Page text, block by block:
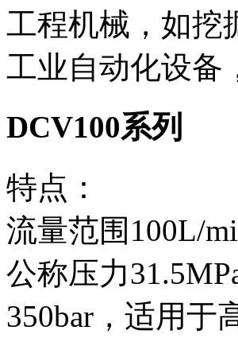
工程机械，如挖
工业自动化设备
DCV100系列
特点‌：
流量范围100L/
公称压力
350bar，适用于